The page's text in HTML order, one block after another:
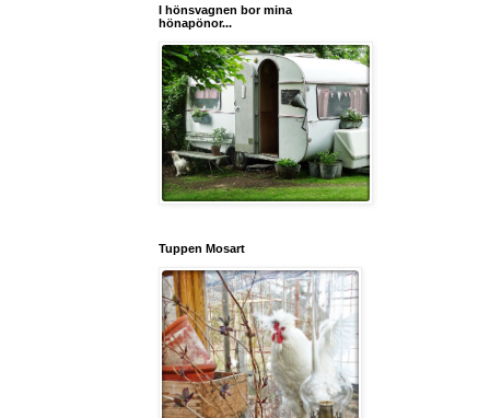
I hönsvagnen bor mina
hönapönor...
Tuppen Mosart